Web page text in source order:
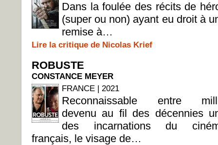
Dans la foulée des récits de
(super ou non) ayant eu droit à
remise à…
Lire la critique de Nicolas Krief
ROBUSTE
CONSTANCE MEYER
FRANCE | 2021
Reconnaissable entre
devenu au fil des décennies
des incarnations du
français, le visage de…